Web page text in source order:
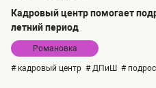
Кадровый центр помогает
летний период
Романовка
# кадровый центр # ДПиШ #